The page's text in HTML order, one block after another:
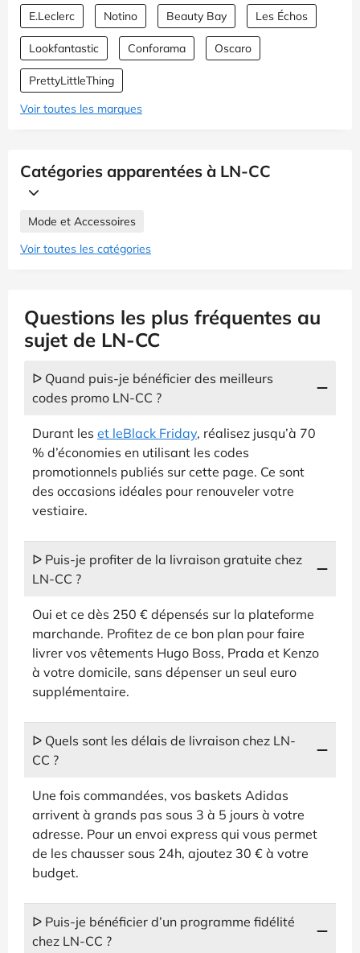
E.Leclerc Notino Beauty Bay Les Échos
Lookfantastic Conforama Oscaro
PrettyLittleThing
Voir toutes les marques
Catégories apparentées à LN-CC
Mode et Accessoires
Voir toutes les catégories
Questions les plus fréquentes au
sujet de LN-CC
ᐅ Quand puis-je bénéficier des meilleurs
codes promo LN-CC ?
Durant les et leBlack Friday, réalisez jusqu’à 70
% d’économies en utilisant les codes
promotionnels publiés sur cette page. Ce sont
des occasions idéales pour renouveler votre
vestiaire.
ᐅ Puis-je profiter de la livraison gratuite chez
LN-CC ?
Oui et ce dès 250 € dépensés sur la plateforme
marchande. Profitez de ce bon plan pour faire
livrer vos vêtements Hugo Boss, Prada et Kenzo
à votre domicile, sans dépenser un seul euro
supplémentaire.
ᐅ Quels sont les délais de livraison chez LN-
CC ?
Une fois commandées, vos baskets Adidas
arrivent à grands pas sous 3 à 5 jours à votre
adresse. Pour un envoi express qui vous permet
de les chausser sous 24h, ajoutez 30 € à votre
budget.
ᐅ Puis-je bénéficier d’un programme fidélité
chez LN-CC ?